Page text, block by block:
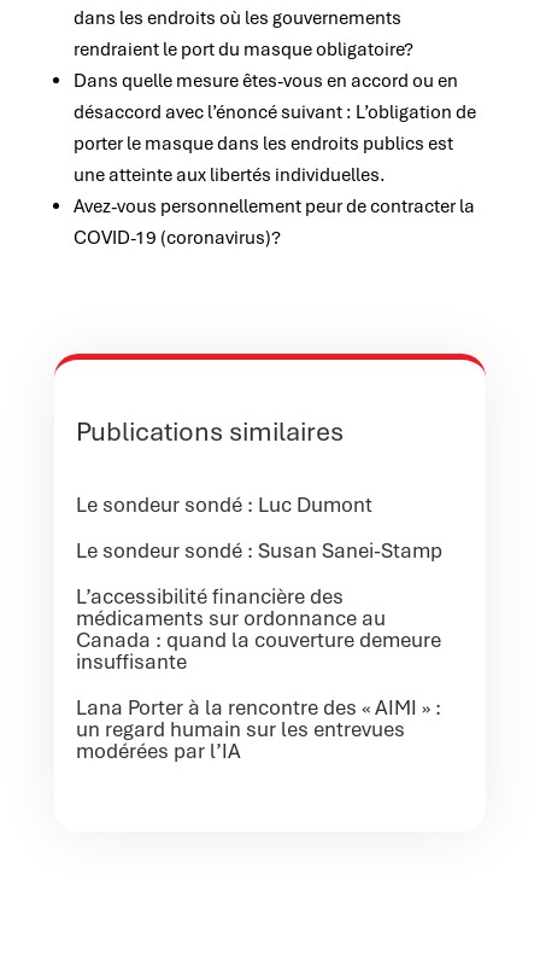
dans les endroits où les gouvernements
rendraient le port du masque obligatoire?
Dans quelle mesure êtes-vous en accord ou en
désaccord avec l’énoncé suivant : L’obligation de
porter le masque dans les endroits publics est
une atteinte aux libertés individuelles.
Avez-vous personnellement peur de contracter la
COVID-19 (coronavirus)?
Publications similaires
Le sondeur sondé : Luc Dumont
Le sondeur sondé : Susan Sanei-Stamp
L’accessibilité financière des
médicaments sur ordonnance au
Canada : quand la couverture demeure
insuffisante
Lana Porter à la rencontre des « AIMI » :
un regard humain sur les entrevues
modérées par l’IA